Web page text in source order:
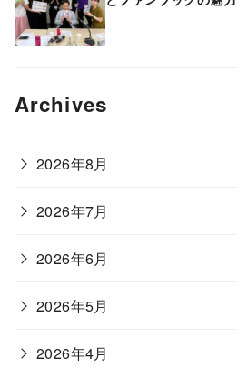
Archives
2026年8月
2026年7月
2026年6月
2026年5月
2026年4月